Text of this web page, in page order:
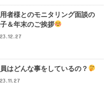
者様とのモニタリング面談の
＆年末のご挨拶
はどんな事をしているの？